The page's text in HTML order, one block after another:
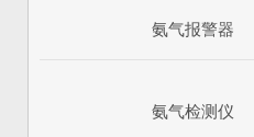
氨气报警器
氨气检测仪